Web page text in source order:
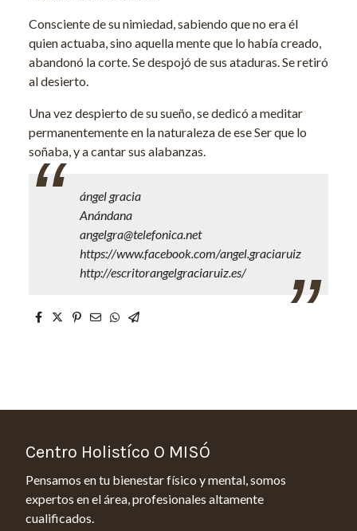
Consciente de su nimiedad, sabiendo que no era él
quien actuaba, sino aquella mente que lo había creado,
abandonó la corte. Se despojó de sus ataduras. Se retiró
al desierto.
Una vez despierto de su sueño, se dedicó a meditar
permanentemente en la naturaleza de ese Ser que lo
soñaba, y a cantar sus alabanzas.
ángel gracia
Anándana
angelgra@telefonica.net
https://www.facebook.com/angel.graciaruiz
http://escritorangelgraciaruiz.es/
Centro Holistíco O MISÓ
Pensamos en tu bienestar físico y mental, somos
expertos en el área, profesionales altamente
cualificados.